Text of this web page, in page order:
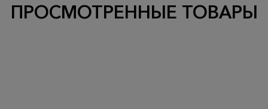
ПРОСМОТРЕННЫЕ ТОВАРЫ